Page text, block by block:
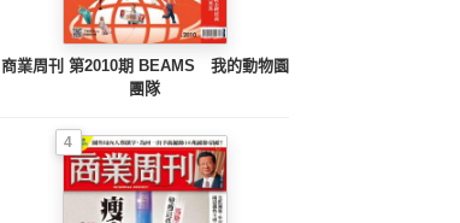
商業周刊 第2010期 BEAMS 我的動物園
團隊
4